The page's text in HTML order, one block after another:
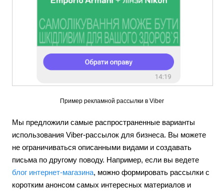
Пример рекламной рассылки в Viber
Мы предложили самые распространенные варианты
использования Viber-рассылок для бизнеса. Вы можете
не ограничиваться описанными видами и создавать
письма по другому поводу. Например, если вы ведете
блог интернет-магазина, можно формировать рассылки с
коротким анонсом самых интересных материалов и